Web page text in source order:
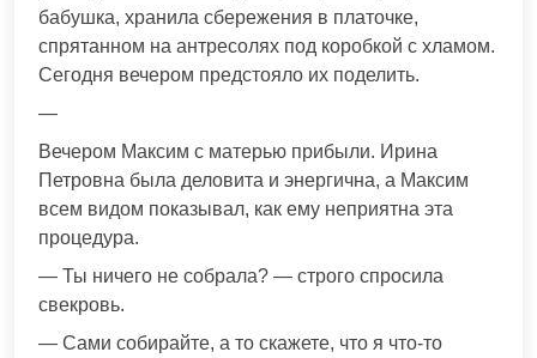
бабушка, хранила сбережения в платочке,
спрятанном на антресолях под коробкой с хламом.
Сегодня вечером предстояло их поделить.
—
Вечером Максим с матерью прибыли. Ирина
Петровна была деловита и энергична, а Максим
всем видом показывал, как ему неприятна эта
процедура.
— Ты ничего не собрала? — строго спросила
свекровь.
— Сами собирайте, а то скажете, что я что-то